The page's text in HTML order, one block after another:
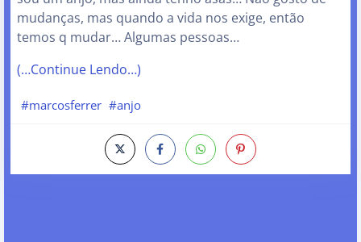
mudanças, mas quando a vida nos exige, então
temos q mudar… Algumas pessoas…
(…Continue Lendo…)
#marcosferrer #anjo